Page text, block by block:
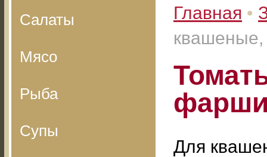
Салаты
Мясо
Рыба
Супы
Главная •
Для